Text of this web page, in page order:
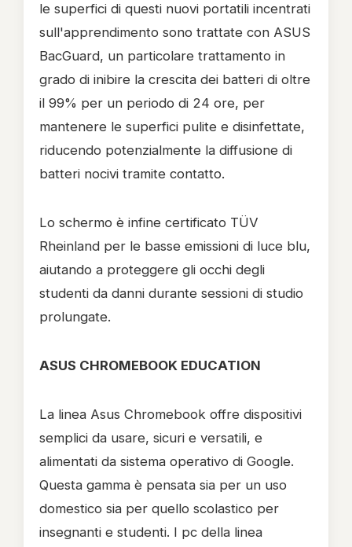
le superfici di questi nuovi portatili incentrati
sull'apprendimento sono trattate con ASUS
BacGuard, un particolare trattamento in
grado di inibire la crescita dei batteri di oltre
il 99% per un periodo di 24 ore, per
mantenere le superfici pulite e disinfettate,
riducendo potenzialmente la diffusione di
batteri nocivi tramite contatto.
Lo schermo è infine certificato TÜV
Rheinland per le basse emissioni di luce blu,
aiutando a proteggere gli occhi degli
studenti da danni durante sessioni di studio
prolungate.
ASUS CHROMEBOOK EDUCATION
La linea Asus Chromebook offre dispositivi
semplici da usare, sicuri e versatili, e
alimentati da sistema operativo di Google.
Questa gamma è pensata sia per un uso
domestico sia per quello scolastico per
insegnanti e studenti. I pc della linea